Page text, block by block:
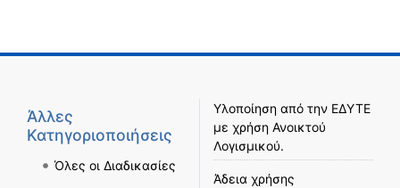
Άλλες
Κατηγοριοποιήσεις
Όλες οι Διαδικασίες
Υλοποίηση από την ΕΔΥΤΕ
με χρήση Ανοικτού
Λογισμικού.
Άδεια χρήσης